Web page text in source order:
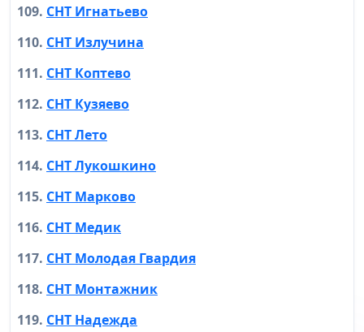
СНТ Игнатьево
СНТ Излучина
СНТ Коптево
СНТ Кузяево
СНТ Лето
СНТ Лукошкино
СНТ Марково
СНТ Медик
СНТ Молодая Гвардия
СНТ Монтажник
СНТ Надежда